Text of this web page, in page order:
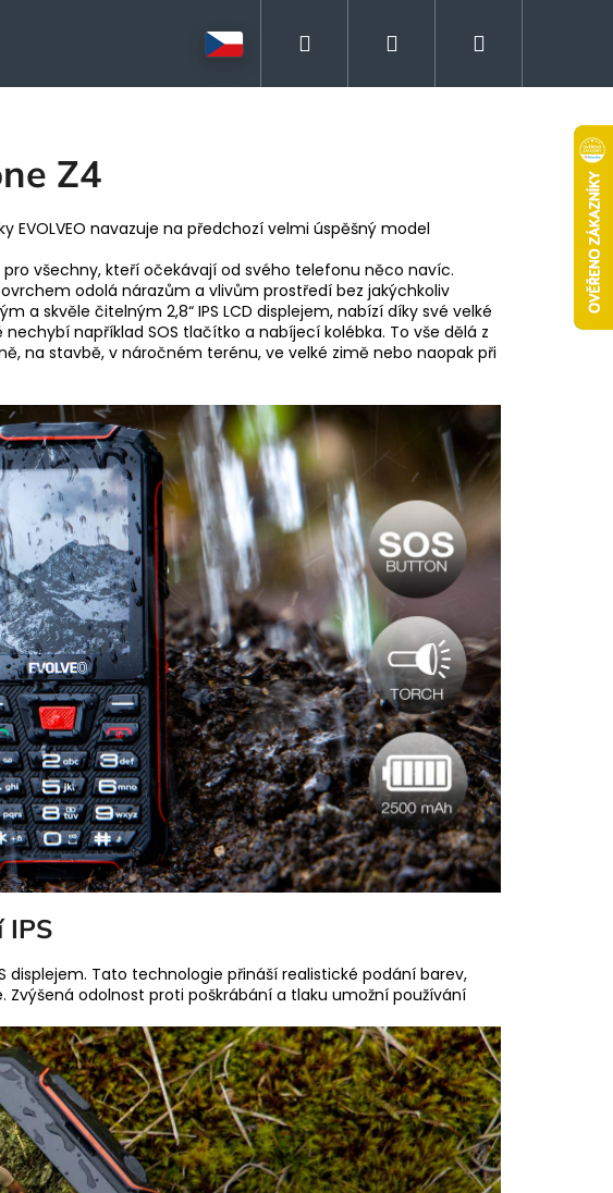
Přihlášení
Z4
EVOLVEO navazuje na předchozí velmi úspěšný model
všechny, kteří očekávají od svého telefonu něco navíc.
odolá nárazům a vlivům prostředí bez jakýchkoliv
a skvěle čitelným 2,8“ IPS LCD displejem, nabízí díky své velké
například SOS tlačítko a nabíjecí kolébka. To vše dělá z
na stavbě, v náročném terénu, ve velké zimě nebo naopak při
IPS
displejem. Tato technologie přináší realistické podání barev,
Zvýšená odolnost proti poškrábání a tlaku umožní používání